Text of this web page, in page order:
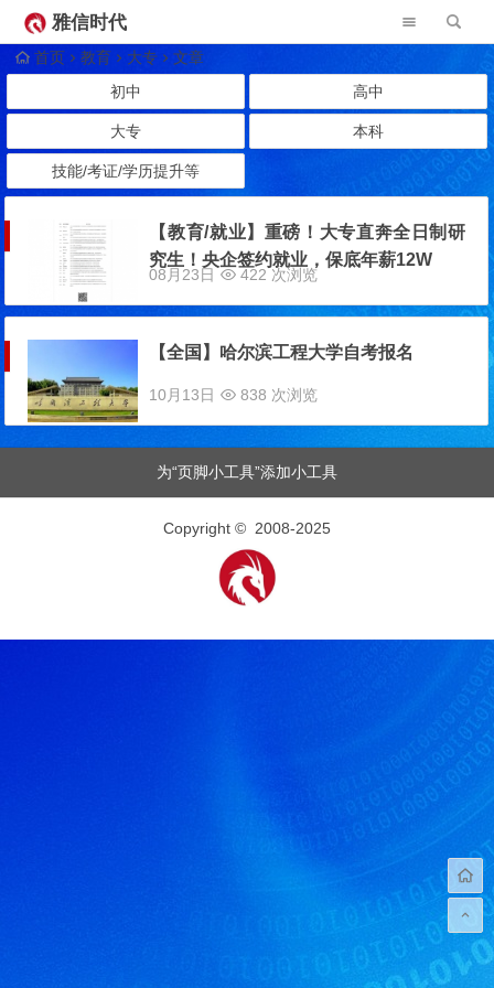
雅信时代
首页 教育 大专
文章
初中
高中
大专 本科
技能/考证/学历提升等
【教育/就业】重磅！大专直奔全日制研
究生！央企签约就业，保底年薪12W
08月23日 422 次浏览
【全国】哈尔滨工程大学自考报名
10月13日 838 次浏览
为“页脚小工具”添加小工具
Copyright © 2008-2025